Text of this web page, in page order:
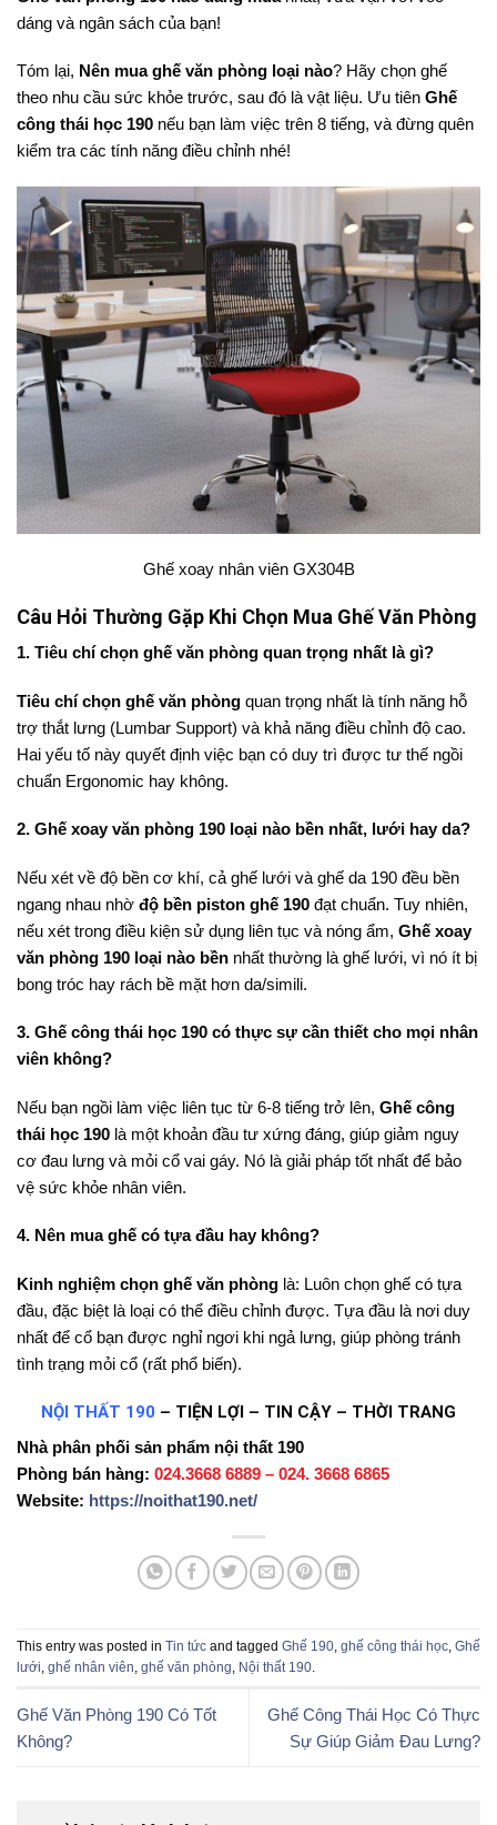
dáng và ngân sách của bạn!
Tóm lại, Nên mua ghế văn phòng loại nào? Hãy chọn ghế
theo nhu cầu sức khỏe trước, sau đó là vật liệu. Ưu tiên Ghế
công thái học 190 nếu bạn làm việc trên 8 tiếng, và đừng quên
kiểm tra các tính năng điều chỉnh nhé!
Ghế xoay nhân viên GX304B
Câu Hỏi Thường Gặp Khi Chọn Mua Ghế Văn Phòng
1. Tiêu chí chọn ghế văn phòng quan trọng nhất là gì?
Tiêu chí chọn ghế văn phòng quan trọng nhất là tính năng hỗ
trợ thắt lưng (Lumbar Support) và khả năng điều chỉnh độ cao.
Hai yếu tố này quyết định việc bạn có duy trì được tư thế ngồi
chuẩn Ergonomic hay không.
2. Ghế xoay văn phòng 190 loại nào bền nhất, lưới hay da?
Nếu xét về độ bền cơ khí, cả ghế lưới và ghế da 190 đều bền
ngang nhau nhờ độ bền piston ghế 190 đạt chuẩn. Tuy nhiên,
nếu xét trong điều kiện sử dụng liên tục và nóng ẩm, Ghế xoay
văn phòng 190 loại nào bền nhất thường là ghế lưới, vì nó ít bị
bong tróc hay rách bề mặt hơn da/simili.
3. Ghế công thái học 190 có thực sự cần thiết cho mọi nhân
viên không?
Nếu bạn ngồi làm việc liên tục từ 6-8 tiếng trở lên, Ghế công
thái học 190 là một khoản đầu tư xứng đáng, giúp giảm nguy
cơ đau lưng và mỏi cổ vai gáy. Nó là giải pháp tốt nhất để bảo
vệ sức khỏe nhân viên.
4. Nên mua ghế có tựa đầu hay không?
Kinh nghiệm chọn ghế văn phòng là: Luôn chọn ghế có tựa
đầu, đặc biệt là loại có thể điều chỉnh được. Tựa đầu là nơi duy
nhất để cổ bạn được nghỉ ngơi khi ngả lưng, giúp phòng tránh
tình trạng mỏi cổ (rất phổ biến).
NỘI THẤT 190 – TIỆN LỢI – TIN CẬY – THỜI TRANG
Nhà phân phối sản phẩm nội thất 190
Phòng bán hàng: 024.3668 6889 – 024. 3668 6865
Website: https://noithat190.net/
This entry was posted in Tin tức and tagged Ghế 190, ghế công thái học, Ghế
lưới, ghế nhân viên, ghế văn phòng, Nội thất 190.
Ghế Văn Phòng 190 Có Tốt
Không?
Ghế Công Thái Học Có Thực
Sự Giúp Giảm Đau Lưng?